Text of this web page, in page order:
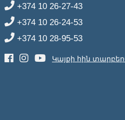
+374 10 26-27-43
+374 10 26-24-53
+374 10 28-95-53
Կայքի հին